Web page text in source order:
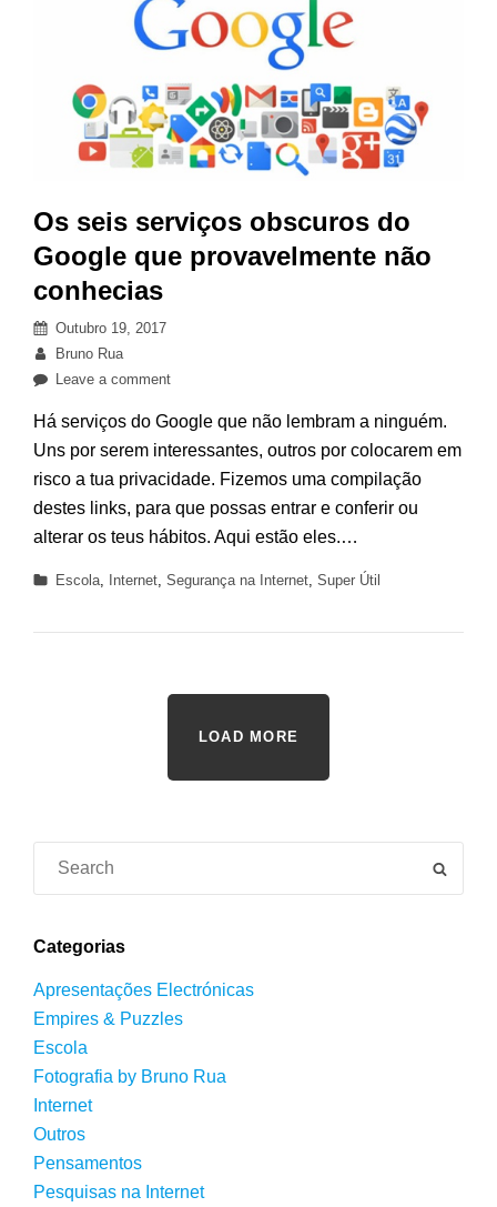
Os seis serviços obscuros do
Google que provavelmente não
conhecias
Posted
on
Outubro 19, 2017
By
Bruno Rua
Leave a commenton
seis
serviços
obscuros
do
Google
provavelmente
conhecias
Há serviços do Google que não lembram a ninguém.
Uns por serem interessantes, outros por colocarem em
risco a tua privacidade. Fizemos uma compilação
destes links, para que possas entrar e conferir ou
alterar os teus hábitos. Aqui estão eles.…
Categories
Escola, Internet, Segurança na Internet, Super Útil
LOAD MORE
Categorias
Apresentações Electrónicas
Empires & Puzzles
Escola
Fotografia by Bruno Rua
Internet
Outros
Pensamentos
Pesquisas na Internet